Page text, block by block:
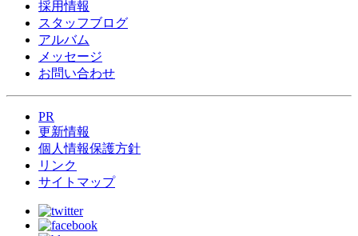
採用情報
スタッフブログ
アルバム
メッセージ
お問い合わせ
PR
更新情報
個人情報保護方針
リンク
サイトマップ